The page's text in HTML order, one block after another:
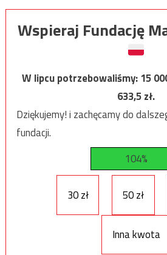
Wspieraj Fundację
W lipcu potrzebowaliśmy:15
633,5zł.
Dziękujemy! i zachęcamy do
fundacji.
104%
30 zł 50 zł
Inna kwota